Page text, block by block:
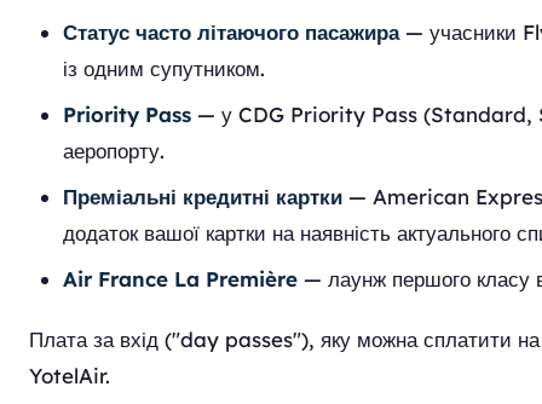
Статус часто літаючого пасажира— учасники
із одним супутником.
Priority Pass — у CDG Priority Pass (Standard,
аеропорту.
Преміальні кредитні картки — American
додаток вашої картки на наявність актуального
Air France La Première — лаунж першого класу
Плата за вхід ("day passes"), яку можна сплатити
YotelAir.